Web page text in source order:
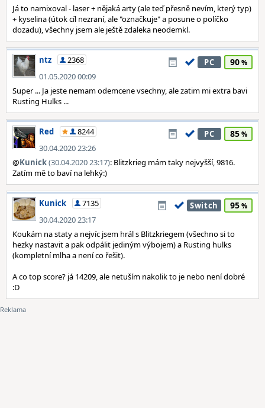
Já to namixoval - laser + nějaká arty (ale teď přesně nevím, který typ)
+ kyselina (útok cíl nezraní, ale "označkuje" a posune o políčko
dozadu), všechny jsem ale ještě zdaleka neodemkl.
ntz
2368
01.05.2020 00:09
PC 90
Super ... Ja jeste nemam odemcene vsechny, ale zatim mi extra bavi
Rusting Hulks ...
Red
8244
30.04.2020 23:26
PC 85
@Kunick(30.04.2020 23:17): Blitzkrieg mám taky nejvyšší, 9816.
Zatím mě to baví na lehký:)
Kunick
7135
30.04.2020 23:17
Switch 95
Koukám na staty a nejvíc jsem hrál s Blitzkriegem (všechno si to
hezky nastavit a pak odpálit jediným výbojem) a Rusting hulks
(kompletní mlha a není co řešit).
A co top score? já 14209, ale netuším nakolik to je nebo není dobré
:D